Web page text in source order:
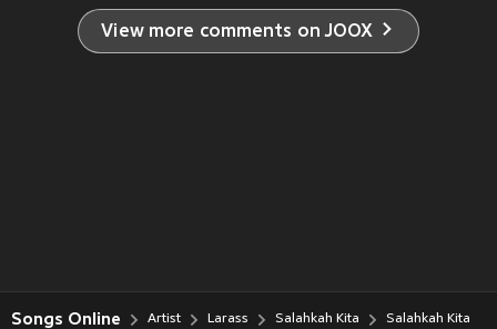
View more comments on JOOX
Songs Online Artist Larass Salahkah Kita Salahkah Kita